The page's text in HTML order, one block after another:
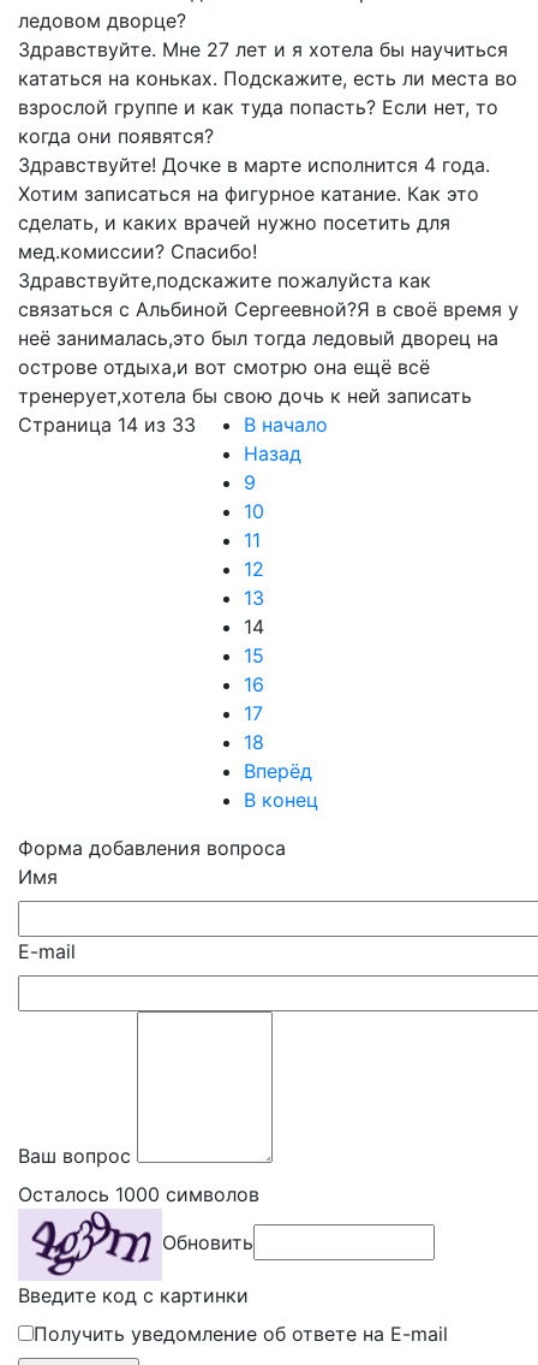
ледовом дворце?
Здравствуйте. Мне 27 лет и я хотела бы научиться
кататься на коньках. Подскажите, есть ли места во
взрослой группе и как туда попасть? Если нет, то
когда они появятся?
Здравствуйте! Дочке в марте исполнится 4 года.
Хотим записаться на фигурное катание. Как это
сделать, и каких врачей нужно посетить для
мед.комиссии? Спасибо!
Здравствуйте,подскажите пожалуйста как
связаться с Альбиной Сергеевной?Я в своё время у
неё занималась,это был тогда ледовый дворец на
острове отдыха,и вот смотрю она ещё всё
тренерует,хотела бы свою дочь к ней записать
Страница 14 из 33
В начало
Назад
9
10
11
12
13
14
15
16
17
18
Вперёд
В конец
Форма добавления вопроса
Имя
E-mail
Ваш вопрос
Осталось 1000 символов
Обновить
Введите код с картинки
Получить уведомление об ответе на E-mail